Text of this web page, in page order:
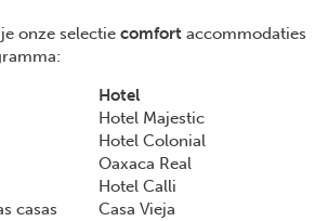
onze selectie comfort accommodaties
Hotel
Hotel Majestic
Hotel Colonial
Oaxaca Real
Hotel Calli
casas
Casa Vieja